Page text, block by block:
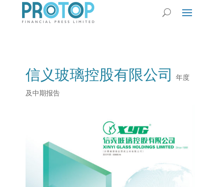
信义玻璃控股有限公司 年度
及中期报告